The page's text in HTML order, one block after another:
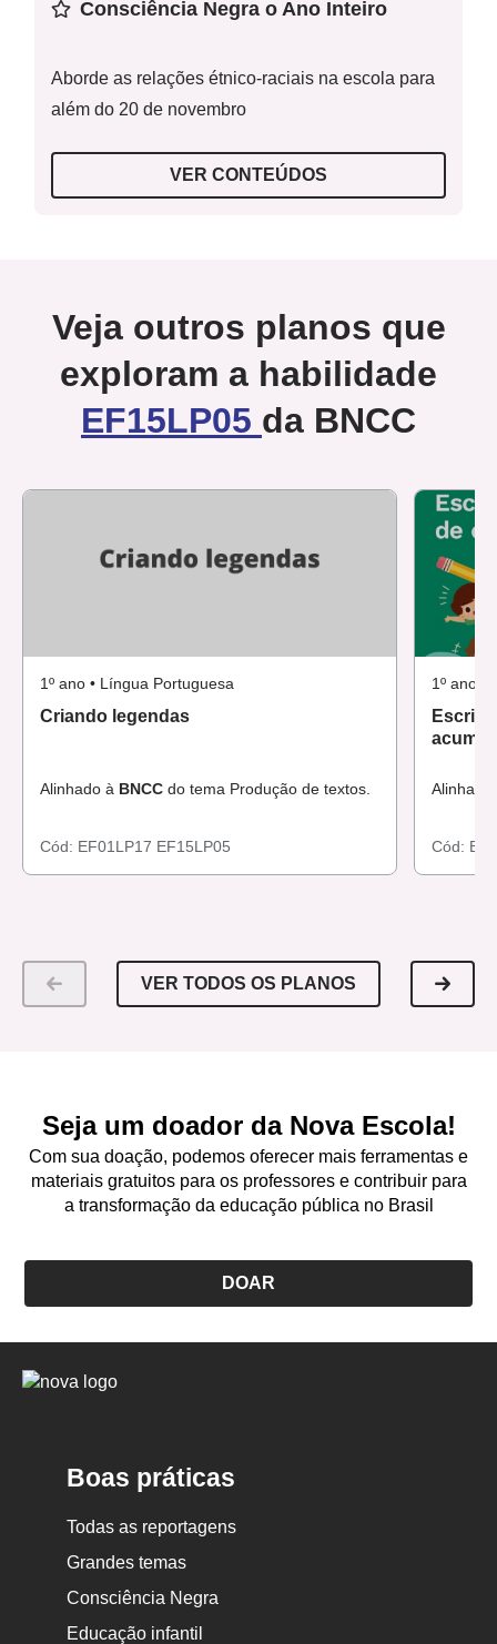
Consciência Negra o Ano Inteiro
Aborde as relações étnico-raciais na escola para
além do 20 de novembro
VER CONTEÚDOS
Veja outros planos que
exploram a habilidade
EF15LP05 da BNCC
1º ano • Língua Portuguesa
Criando legendas
Alinhado à BNCC do tema Produção de textos.
Cód: EF01LP17 EF15LP05
1º ano •
Escrita
Cód:
VER TODOS OS PLANOS
Seja um doador da Nova Escola!
Com sua doação, podemos oferecer mais ferramentas e
materiais gratuitos para os professores e contribuir para
a transformação da educação pública no Brasil
DOAR
Logo
Boas práticas
Todas as reportagens
Grandes temas
Consciência Negra
Educação infantil